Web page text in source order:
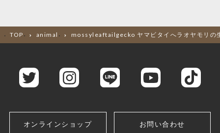
TOP animal mossyleaftailgecko ヤマビタイへラオヤモリの
オンラインショップ お問い合わせ